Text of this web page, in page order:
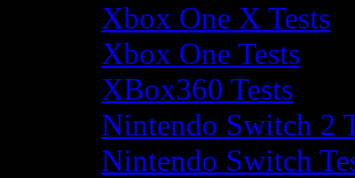
Xbox One X Tests
Xbox One Tests
XBox360 Tests
Nintendo Switch 2
Nintendo Switch